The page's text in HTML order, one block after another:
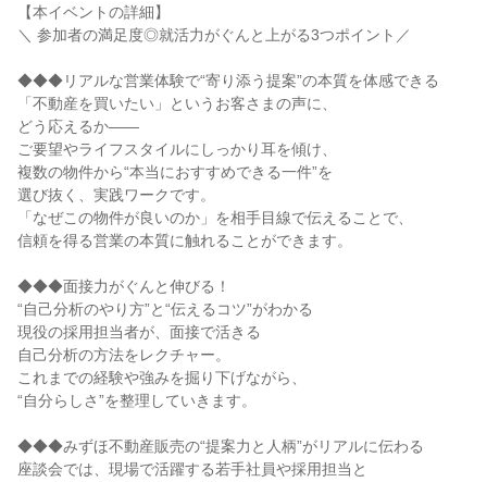
【本イベントの詳細】
＼ 参加者の満足度◎就活力がぐんと上がる3つポイント／
◆◆◆リアルな営業体験で“寄り添う提案”の本質を体感できる
「不動産を買いたい」というお客さまの声に、
どう応えるか――
ご要望やライフスタイルにしっかり耳を傾け、
複数の物件から“本当におすすめできる一件”を
選び抜く、実践ワークです。
「なぜこの物件が良いのか」を相手目線で伝えることで、
信頼を得る営業の本質に触れることができます。
◆◆◆面接力がぐんと伸びる！
“自己分析のやり方”と“伝えるコツ”がわかる
現役の採用担当者が、面接で活きる
自己分析の方法をレクチャー。
これまでの経験や強みを掘り下げながら、
“自分らしさ”を整理していきます。
◆◆◆みずほ不動産販売の“提案力と人柄”がリアルに伝わる
座談会では、現場で活躍する若手社員や採用担当と